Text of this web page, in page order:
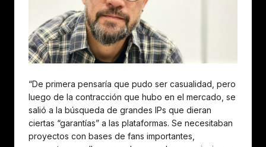
“De primera pensaría que pudo ser casualidad, pero
luego de la contracción que hubo en el mercado, se
salió a la búsqueda de grandes IPs que dieran
ciertas “garantías” a las plataformas. Se necesitaban
proyectos con bases de fans importantes,